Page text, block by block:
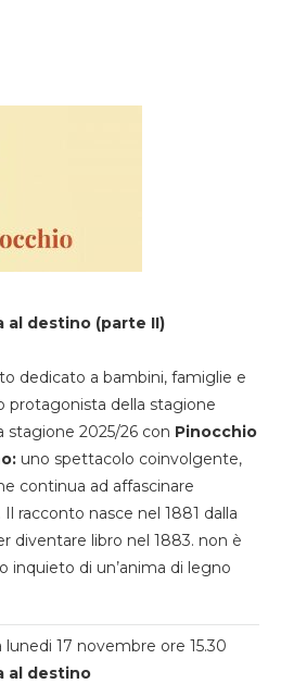
al destino (parte II)
dedicato a bambini, famiglie e
protagonista della stagione
stagione 2025/26 con Pinocchio
uno spettacolo coinvolgente,
continua ad affascinare
racconto nasce nel 1881 dalla
diventare libro nel 1883. non è
inquieto di un’anima di legno
17 novembre ore 15.30
al destino